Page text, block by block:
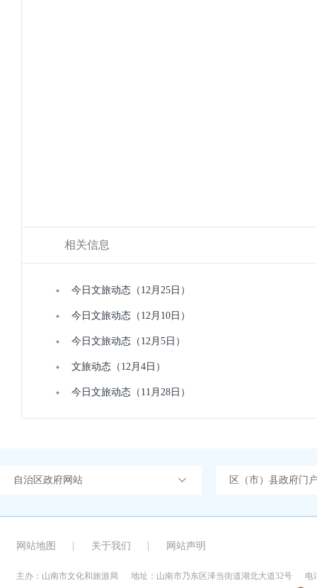
相关信息
今日文旅动态（12月25日）
今日文旅动态（12月10日）
今日文旅动态（12月5日）
文旅动态（12月4日）
今日文旅动态（11月28日）
自治区政府网站 区（市）县政府门
网站地图 关于我们 网站声明
主办：山南市文化和旅游局 地址：山南市乃东区泽当街道湖北大道32号
电